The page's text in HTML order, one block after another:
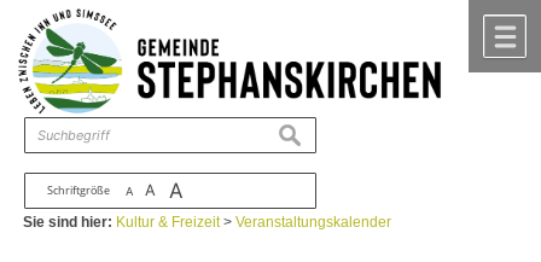
Zum Inhalt ,zur Navigation
Schriftgröße A A A
suchen
Sie sind hier: Kultur & Freizeit>Veranstaltungskalender